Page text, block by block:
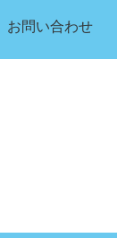
お問い合わせ